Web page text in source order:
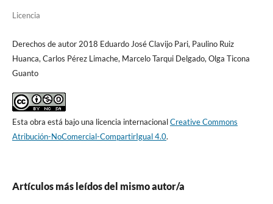
Licencia
Derechos de autor 2018 Eduardo José Clavijo Pari, Paulino Ruiz
Huanca, Carlos Pérez Limache, Marcelo Tarqui Delgado, Olga Ticona
Guanto
Esta obra está bajo una licencia internacionalCreative Commons
Atribución-NoComercial-CompartirIgual 4.0.
Artículos más leídos del mismo autor/a